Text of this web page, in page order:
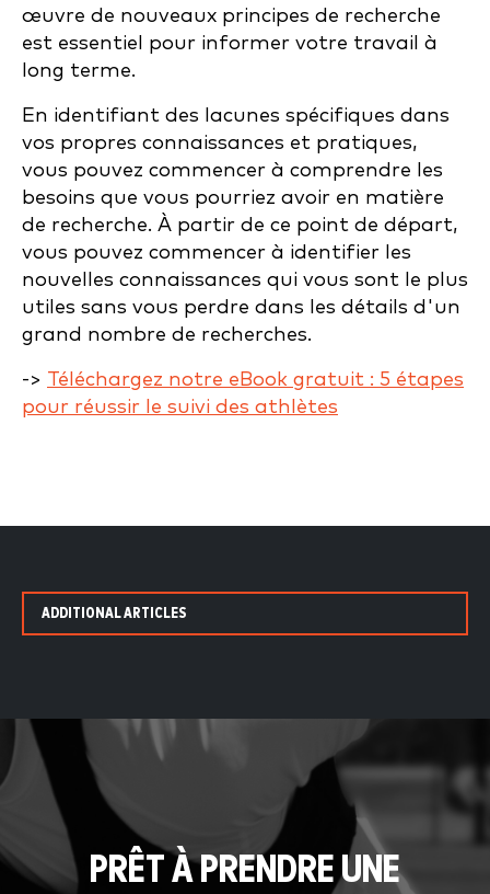
œuvre de nouveaux principes de recherche
est essentiel pour informer votre travail à
long terme.
En identifiant des lacunes spécifiques dans
vos propres connaissances et pratiques,
vous pouvez commencer à comprendre les
besoins que vous pourriez avoir en matière
de recherche. À partir de ce point de départ,
vous pouvez commencer à identifier les
nouvelles connaissances qui vous sont le plus
utiles sans vous perdre dans les détails d'un
grand nombre de recherches.
-> Téléchargez notre eBook gratuit : 5 étapes
pour réussir le suivi des athlètes
ADDITIONAL ARTICLES
PRÊT À PRENDRE UNE